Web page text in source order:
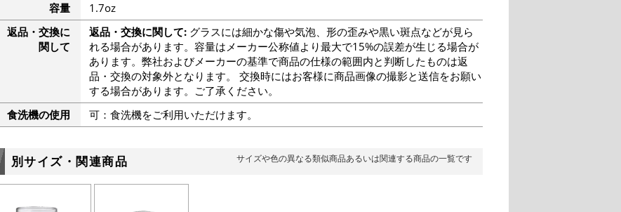
容量
1.7oz
返品・交換に
関して
返品・交換に関して:グラスには細かな傷や気泡、形の歪みや黒い斑点などが見ら
れる場合があります。容量はメーカー公称値より最大で15%の誤差が生じる場合が
あります。弊社およびメーカーの基準で商品の仕様の範囲内と判断したものは返
品・交換の対象外となります。 交換時にはお客様に商品画像の撮影と送信をお願い
する場合があります。ご了承ください。
食洗機の使用
可：食洗機をご利用いただけます。
別サイズ・関連商品 サイズや色の異なる類似商品あるいは関連する商品の一覧です